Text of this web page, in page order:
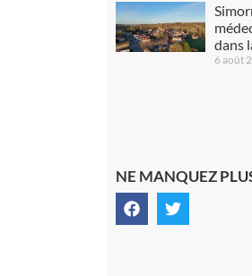
dans
6 août
NE MANQUEZ